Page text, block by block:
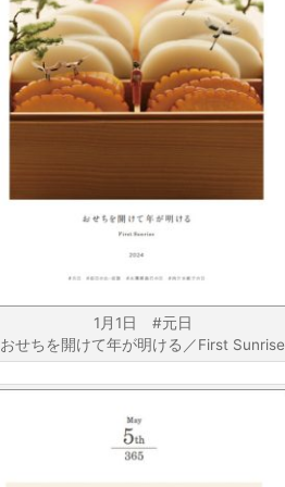
1月1日 #元日
おせちを開けて年が明ける／First Sunrise